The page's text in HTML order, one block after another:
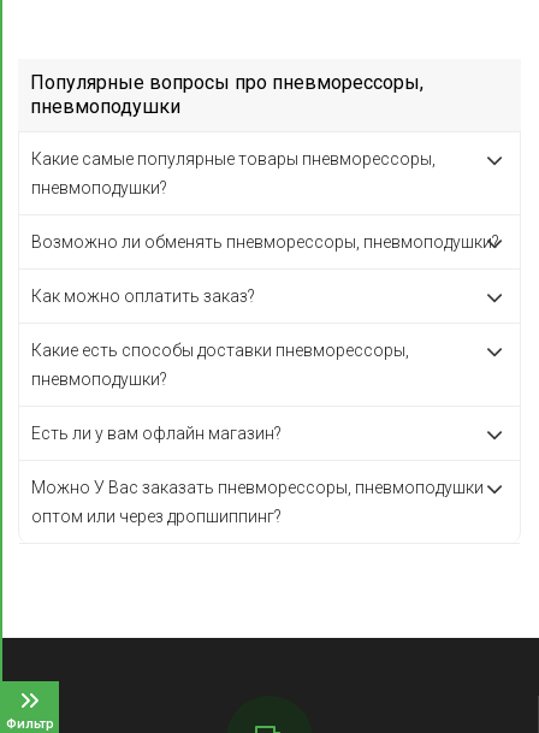
Фильтр
Популярные вопросы про пневморессоры,
пневмоподушки
Какие самые популярные товары пневморессоры,
пневмоподушки?
Возможно ли обменять пневморессоры, пневмоподушки?
Как можно оплатить заказ?
Какие есть способы доставки пневморессоры,
пневмоподушки?
Есть ли у вам офлайн магазин?
Можно У Вас заказать пневморессоры, пневмоподушки
оптом или через дропшиппинг?